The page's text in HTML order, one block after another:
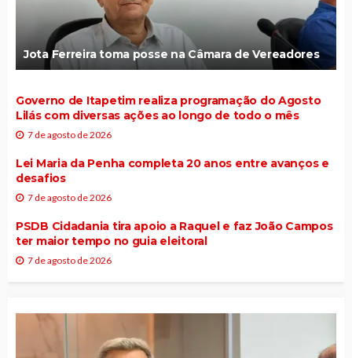
Jota Ferreira toma posse na Câmara de Vereadores
Governo de Itapetim realiza programação do Agosto
Lilás com diversas ações ao longo de todo o mês
7 de agosto de 2026
Lei Maria da Penha completa 20 anos entre avanços e
desafios
7 de agosto de 2026
PSDB Cidadania tira apoio a Raquel e faz João Campos
ter maior tempo no guia eleitoral
7 de agosto de 2026